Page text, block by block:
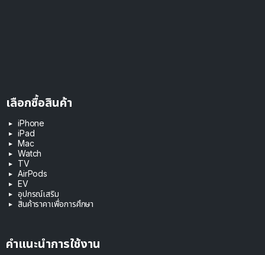
เลือกซื้อสินค้า
iPhone
iPad
Mac
Watch
TV
AirPods
EV
อุปกรณ์เสริม
สินค้าราคาเพื่อการศึกษา
คำแนะนำการใช้งาน